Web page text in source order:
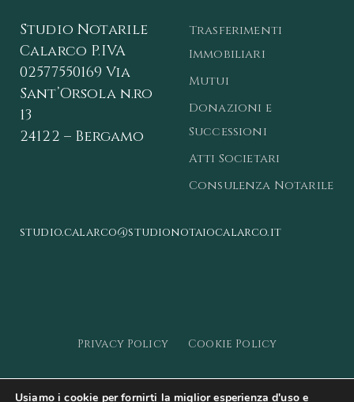
Studio Notarile
Calarco P.IVA
02577550169 Via
Sant’Orsola n.ro
13
24122 – Bergamo
Trasferimenti
Immobiliari
Mutui
Donazioni e
Successioni
Atti Societari
Consulenza Notarile
studio.calarco@studionotaiocalarco.it
Privacy Policy Cookie Policy
Usiamo i cookie per fornirti la miglior esperienza d'uso e